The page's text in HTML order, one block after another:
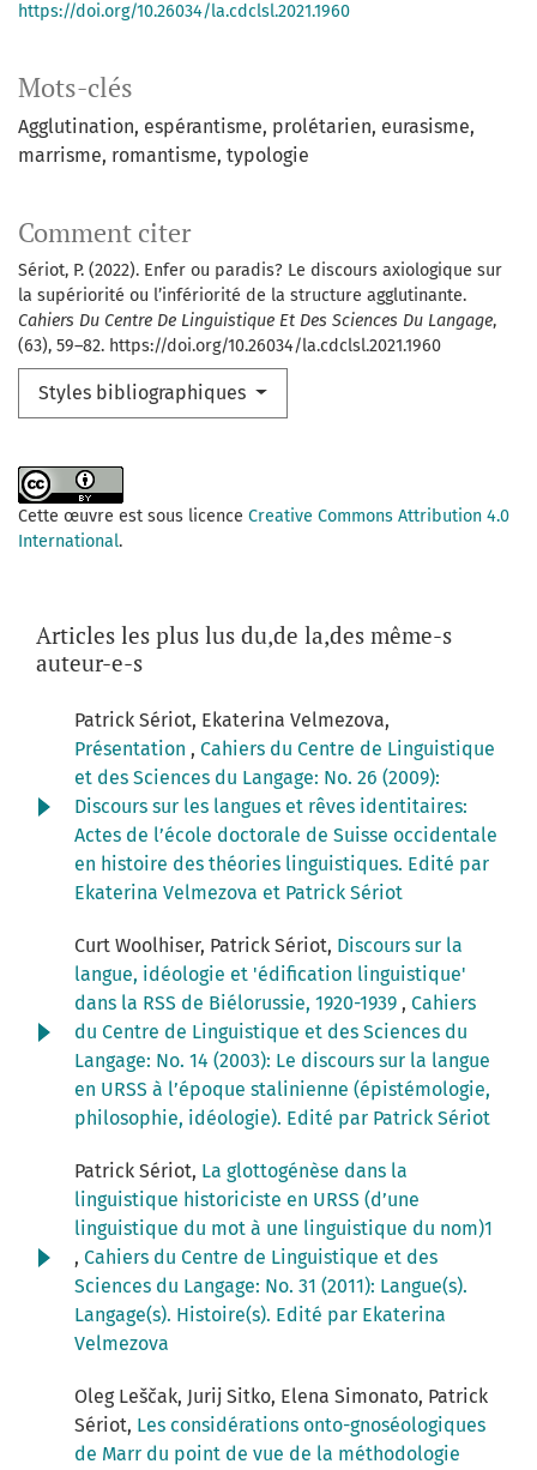
Mots-clés
Agglutination espérantisme prolétarien eurasisme
marrisme romantisme typologie
Comment citer
Sériot, P. (2022). Enfer ou paradis? Le discours axiologique sur
la supériorité ou l’infériorité de la structure agglutinante.
Cahiers Du Centre De Linguistique Et Des Sciences Du Langage,
(63), 59–82. https://doi.org/10.26034/la.cdclsl.2021.1960
Styles bibliographiques
https://doi.org/10.26034/la.cdclsl.2021.1960
Cette œuvre est sous licence Creative Commons Attribution 4.0
International.
Articles les plus lus du,de la,des même-s
auteur-e-s
Patrick Sériot, Ekaterina Velmezova,
Présentation , Cahiers du Centre de Linguistique
et des Sciences du Langage: No. 26 (2009):
Discours sur les langues et rêves identitaires:
Actes de l’école doctorale de Suisse occidentale
en histoire des théories linguistiques. Edité par
Ekaterina Velmezova et Patrick Sériot
Curt Woolhiser, Patrick Sériot, Discours sur la
langue, idéologie et 'édification linguistique'
dans la RSS de Biélorussie, 1920-1939 , Cahiers
du Centre de Linguistique et des Sciences du
Langage: No. 14 (2003): Le discours sur la langue
en URSS à l’époque stalinienne (épistémologie,
philosophie, idéologie). Edité par Patrick Sériot
Patrick Sériot, La glottogénèse dans la
linguistique historiciste en URSS (d’une
linguistique du mot à une linguistique du nom)1
, Cahiers du Centre de Linguistique et des
Sciences du Langage: No. 31 (2011): Langue(s).
Langage(s). Histoire(s). Edité par Ekaterina
Velmezova
Oleg Leščak, Jurij Sitko, Elena Simonato, Patrick
Sériot, Les considérations onto-gnoséologiques
de Marr du point de vue de la méthodologie